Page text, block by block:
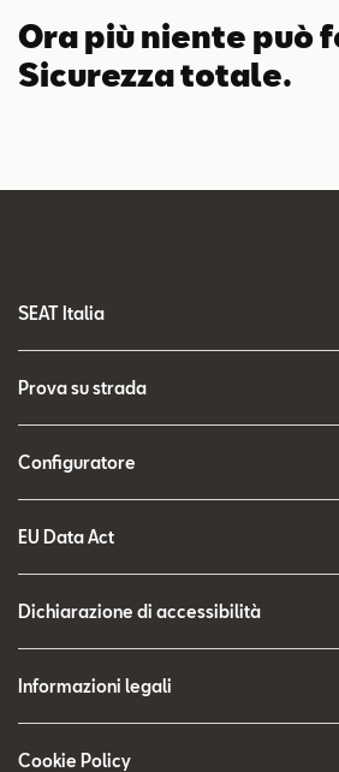
Ora più niente può
Sicurezza totale.
SEAT Italia
Prova su strada
Configuratore
EU Data Act
Dichiarazione di accessibilità
Informazioni legali
Cookie Policy